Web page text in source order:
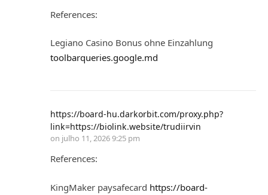
References:
Legiano Casino Bonus ohne Einzahlung
toolbarqueries.google.md
https://board-hu.darkorbit.com/proxy.php?
link=https://biolink.website/trudiirvin
on julho 11, 2026 9:25 pm
References:
KingMaker paysafecard https://board-